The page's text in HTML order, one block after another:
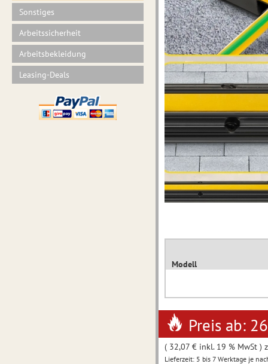
Sonstiges
Arbeitssicherheit
Arbeitsbekleidung
Leasing-Deals
Modell
Preis ab:
( 32,07 € inkl. 19 % MwSt )
Lieferzeit: 5 bis 7 Werktage je